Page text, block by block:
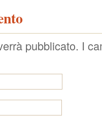
pubblicato. I